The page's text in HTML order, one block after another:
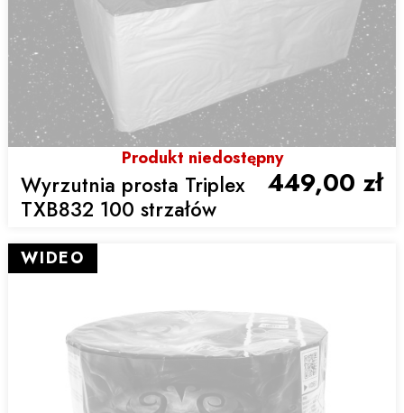
Produkt niedostępny
Wyrzutnia prosta Triplex
TXB832 100 strzałów
449,00 zł
WIDEO